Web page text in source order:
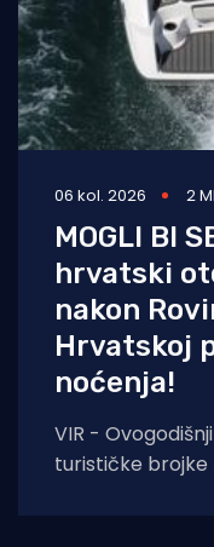
06 kol. 2026 2
MOGLI BI
hrvatski
nakon
Hrvatskoj
noćenja!
VIR -
turističke brojke